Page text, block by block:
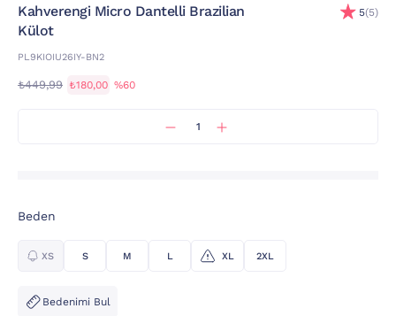
Kahverengi̇ Micro Dantelli Brazilian
Külot
PL9KIOIU26IY-BN2
5(5)
₺449,99 ₺180,00 %60
Beden
XS S M L XL 2XL
Bedenimi Bul